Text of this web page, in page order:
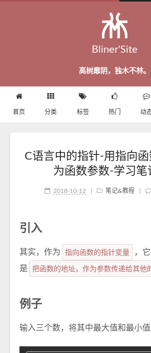
Bliner'Site
高树靡阴，独木不林。
首页 分类 标签 热门 动
C语言中的指针-用指向
为函数参数-学习笔
2018-10-12 笔记&教程
引入
其实，作为 指向函数的指针变量
，
是
把函数的地址，作为参数传递给其他
例子
输入三个数，将其中最大值和最小值